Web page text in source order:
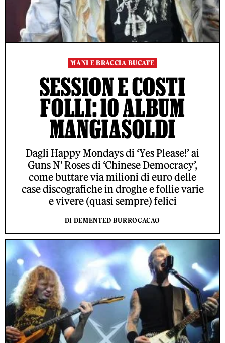
MANI E BRACCIA BUCATE
SESSION E COSTI
FOLLI: 10 ALBUM
MANGIASOLDI
Dagli Happy Mondays di ‘Yes Please!’ ai
Guns N' Roses di ‘Chinese Democracy’,
come buttare via milioni di euro delle
case discografiche in droghe e follie varie
e vivere (quasi sempre) felici
DI DEMENTED BURROCACAO